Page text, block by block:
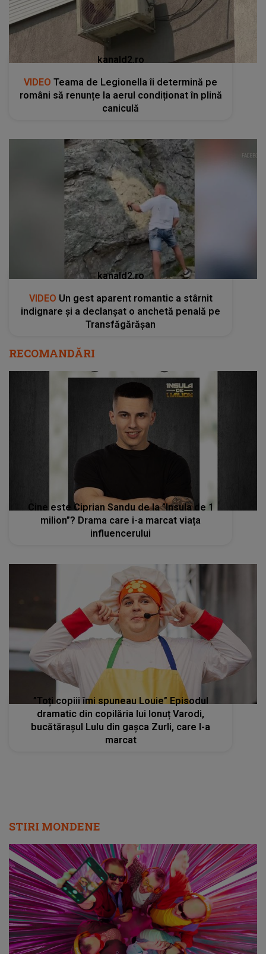
kanald2.ro
VIDEO Teama de Legionella îi determină pe
români să renunțe la aerul condiționat în plină
caniculă
kanald2.ro
VIDEO Un gest aparent romantic a stârnit
indignare și a declanșat o anchetă penală pe
Transfăgărășan
RECOMANDĂRI
Cine este Ciprian Sandu de la ”Insula de 1
milion”? Drama care i-a marcat viața
influencerului
”Toți copiii îmi spuneau Louie” Episodul
dramatic din copilăria lui Ionuț Varodi,
bucătărașul Lulu din gașca Zurli, care l-a
marcat
STIRI MONDENE